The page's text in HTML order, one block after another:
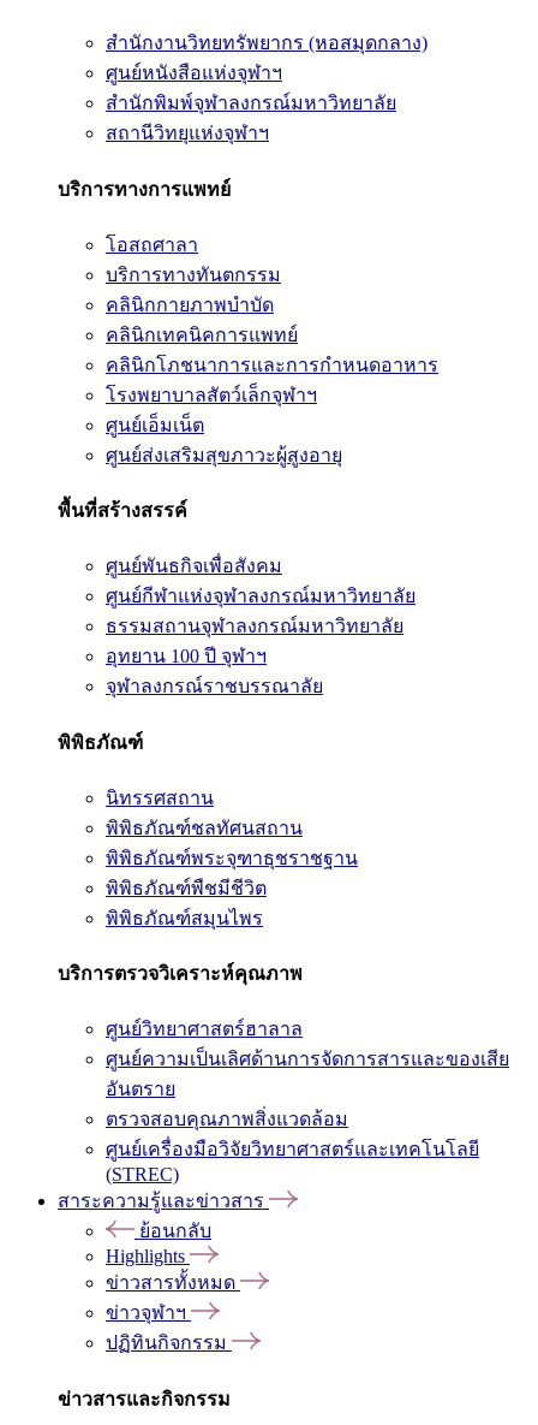
สำนักงานวิทยทรัพยากร (หอสมุดกลาง)
ศูนย์หนังสือแห่งจุฬาฯ
สำนักพิมพ์จุฬาลงกรณ์มหาวิทยาลัย
สถานีวิทยุแห่งจุฬาฯ
บริการทางการแพทย์
โอสถศาลา
บริการทางทันตกรรม
คลินิกกายภาพบำบัด
คลินิกเทคนิคการแพทย์
คลินิกโภชนาการและการกำหนดอาหาร
โรงพยาบาลสัตว์เล็กจุฬาฯ
ศูนย์เอ็มเน็ต
ศูนย์ส่งเสริมสุขภาวะผู้สูงอายุ
พื้นที่สร้างสรรค์
ศูนย์พันธกิจเพื่อสังคม
ศูนย์กีฬาแห่งจุฬาลงกรณ์มหาวิทยาลัย
ธรรมสถานจุฬาลงกรณ์มหาวิทยาลัย
อุทยาน 100 ปี จุฬาฯ
จุฬาลงกรณ์ราชบรรณาลัย
พิพิธภัณฑ์
นิทรรศสถาน
พิพิธภัณฑ์ชลทัศนสถาน
พิพิธภัณฑ์พระจุฑาธุชราชฐาน
พิพิธภัณฑ์พืชมีชีวิต
พิพิธภัณฑ์สมุนไพร
บริการตรวจวิเคราะห์คุณภาพ
ศูนย์วิทยาศาสตร์ฮาลาล
ศูนย์ความเป็นเลิศด้านการจัดการสารและของเสีย
อันตราย
ตรวจสอบคุณภาพสิ่งแวดล้อม
ศูนย์เครื่องมือวิจัยวิทยาศาสตร์และเทคโนโลยี
(STREC)
สาระความรู้และข่าวสาร
ย้อนกลับ
Highlights
ข่าวสารทั้งหมด
ข่าวจุฬาฯ
ปฏิทินกิจกรรม
ข่าวสารและกิจกรรม